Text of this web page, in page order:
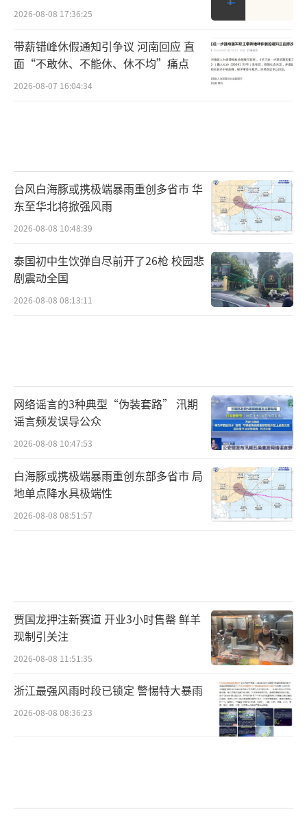
2026-08-08 17:36:25
带薪错峰休假通知引争议 河南回应 直
面“不敢休、不能休、休不均”痛点
2026-08-07 16:04:34
台风白海豚或携极端暴雨重创多省市 华
东至华北将掀强风雨
2026-08-08 10:48:39
泰国初中生饮弹自尽前开了26枪 校园悲
剧震动全国
2026-08-08 08:13:11
网络谣言的3种典型“伪装套路” 汛期
谣言频发误导公众
2026-08-08 10:47:53
白海豚或携极端暴雨重创东部多省市 局
地单点降水具极端性
2026-08-08 08:51:57
贾国龙押注新赛道 开业3小时售罄 鲜羊
现制引关注
2026-08-08 11:51:35
浙江最强风雨时段已锁定 警惕特大暴雨
2026-08-08 08:36:23